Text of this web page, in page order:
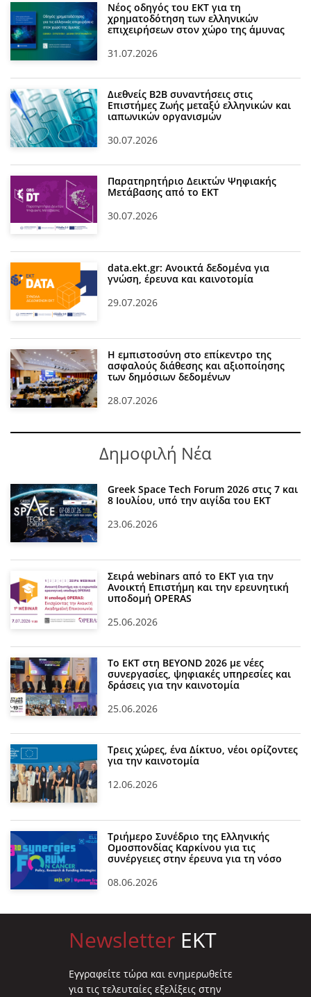
Νέος οδηγός του ΕΚΤ για τη
χρηματοδότηση των ελληνικών
επιχειρήσεων στον χώρο της άμυνας
31.07.2026
Διεθνείς Β2Β συναντήσεις στις
Επιστήμες Ζωής μεταξύ ελληνικών και
ιαπωνικών οργανισμών
30.07.2026
Παρατηρητήριο Δεικτών Ψηφιακής
Μετάβασης από το ΕΚΤ
30.07.2026
data.ekt.gr: Ανοικτά δεδομένα για
γνώση, έρευνα και καινοτομία
29.07.2026
Η εμπιστοσύνη στο επίκεντρο της
ασφαλούς διάθεσης και αξιοποίησης
των δημόσιων δεδομένων
28.07.2026
Δημοφιλή Νέα
Greek Space Tech Forum 2026 στις 7 και
8 Ιουλίου, υπό την αιγίδα του ΕΚΤ
23.06.2026
Σειρά webinars από το ΕΚΤ για την
Ανοικτή Επιστήμη και την ερευνητική
υποδομή OPERAS
25.06.2026
Το ΕΚΤ στη BEYOND 2026 με νέες
συνεργασίες, ψηφιακές υπηρεσίες και
δράσεις για την καινοτομία
25.06.2026
Τρεις χώρες, ένα Δίκτυο, νέοι ορίζοντες
για την καινοτομία
12.06.2026
Τριήμερο Συνέδριο της Ελληνικής
Ομοσπονδίας Καρκίνου για τις
συνέργειες στην έρευνα για τη νόσο
08.06.2026
Newsletter EKT
Eγγραφείτε τώρα και ενημερωθείτε
για τις τελευταίες εξελίξεις στην